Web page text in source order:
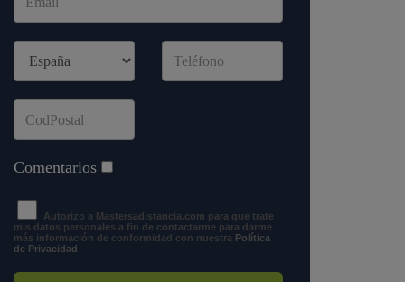
Comentarios
Autorizo a Mastersadistancia.com para que trate
mis datos personales a fin de contactarme para darme
más información de conformidad con nuestra Política
de Privacidad